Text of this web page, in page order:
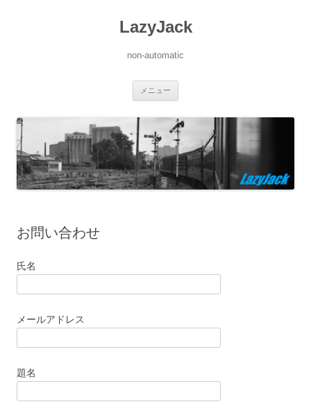
LazyJack
non-automatic
メニュー
ツ
へ
ス
キ
ッ
プ
お問い合わせ
氏名
メールアドレス
題名